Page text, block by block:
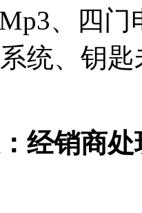
、四
统、钥
经销商